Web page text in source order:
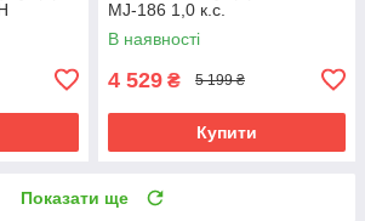
MJ-186 1,0 к.с.
В наявності
4 529 ₴ 5 199 ₴
Купити
Показати ще